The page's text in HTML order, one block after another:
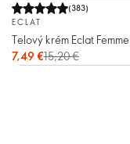
(383)
ECLAT
Telový krém Eclat Femme
7,49 €15,20 €